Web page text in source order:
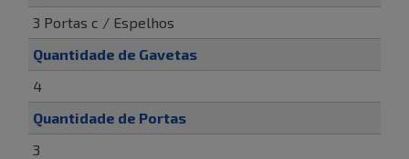
3 Portas c / Espelhos
Quantidade de Gavetas
4
Quantidade de Portas
3